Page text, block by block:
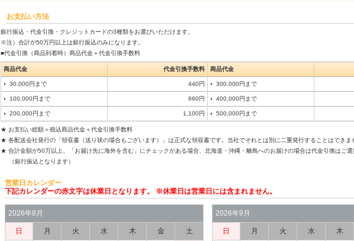
お支払い方法
銀行振込・代金引換・クレジットカードの3種類をお選びいただけます。
※注）合計が50万円以上は銀行振込のみになります。
■代金引換（商品到着時）商品代金＋代金引換手数料
商品代金 代金引換手数料 商品代金
30,000円まで 440円 300,000円まで
100,000円まで 660円 400,000円まで
200,000円まで 1,100円 500,000円まで
★ お支払い総額＝税込商品代金＋代金引換手数料
★ 各配送会社発行の「領収書（送り状の場合もございます）」は正式な領収書です。当社でそれとは別に二重発行することはできま
★ 合計金額が50万以上、「お届け先に海外を含む」にチェックがある場合、北海道・沖縄・離島へのお届けの場合は代金引換はご選
（銀行振込となります）
営業日カレンダー
下記カレンダーの赤文字は休業日となります。 ※休業日は営業日には含まれません。
2026年8月
日 月 火 水 木 金 土
2026年9月
日 月 火 水 木